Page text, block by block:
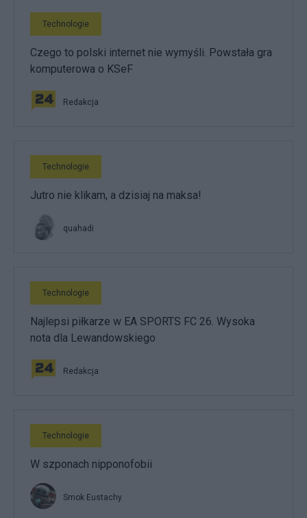
Technologie
Czego to polski internet nie wymyśli. Powstała gra
komputerowa o KSeF
Redakcja
Technologie
Jutro nie klikam, a dzisiaj na maksa!
quahadi
Technologie
Najlepsi piłkarze w EA SPORTS FC 26. Wysoka
nota dla Lewandowskiego
Redakcja
Technologie
W szponach nipponofobii
Smok Eustachy